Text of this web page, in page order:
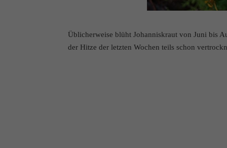
Üblicherweise blüht Johanniskraut von Juni bis
der Hitze der letzten Wochen teils schon